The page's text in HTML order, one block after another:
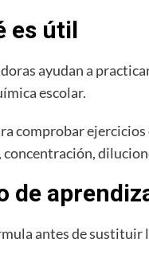
es útil
ayudan a
escolar.
comprobar ejercicios
concentración,
de
antes de sustituir